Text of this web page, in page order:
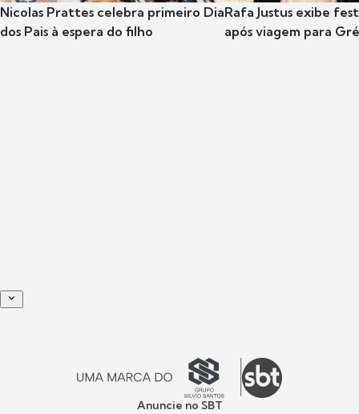
Nicolas Prattes celebra primeiro Dia
dos Pais à espera do filho
Rafa Justus exibe
após viagem para
Anuncie no SBT